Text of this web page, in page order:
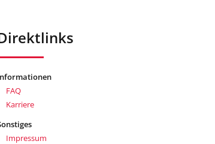
FAQ
Karriere
Impressum